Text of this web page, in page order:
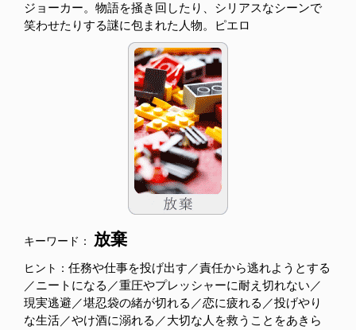
ジョーカー。物語を掻き回したり、シリアスなシーンで
笑わせたりする謎に包まれた人物。ピエロ
キーワード： 放棄
ヒント： 任務や仕事を投げ出す／責任から逃れようとする
／ニートになる／重圧やプレッシャーに耐え切れない／
現実逃避／堪忍袋の緒が切れる／恋に疲れる／投げやり
な生活／やけ酒に溺れる／大切な人を救うことをあきら